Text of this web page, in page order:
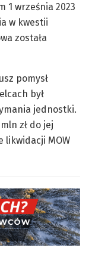
1 września 2023
w kwestii
została
pomysł
był
jednostki.
zł do jej
likwidacji MOW